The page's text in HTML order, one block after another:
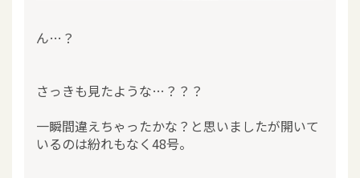
ん…？
さっきも見たような…？？？
一瞬間違えちゃったかな？と思いましたが開いて
いるのは紛れもなく48号。